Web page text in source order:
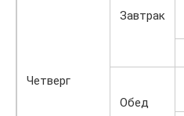
Четверг
Завтрак
Обед